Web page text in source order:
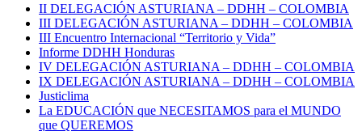
II DELEGACIÓN ASTURIANA – DDHH – COLOMBIA
III DELEGACIÓN ASTURIANA – DDHH – COLOMBIA
III Encuentro Internacional “Territorio y Vida”
Informe DDHH Honduras
IV DELEGACIÓN ASTURIANA – DDHH – COLOMBIA
IX DELEGACIÓN ASTURIANA – DDHH – COLOMBIA
Justiclima
La EDUCACIÓN que NECESITAMOS para el MUNDO
que QUEREMOS